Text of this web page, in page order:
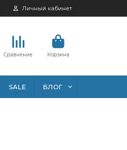
Личный кабинет
Сравнение Корзина
SALE БЛОГ